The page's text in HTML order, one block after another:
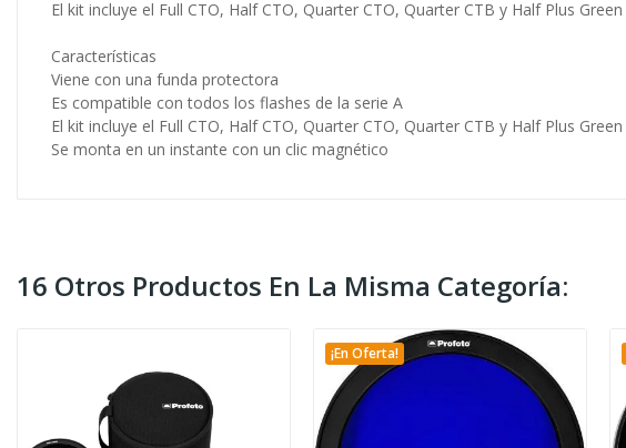
El kit incluye el Full CTO, Half CTO, Quarter CTO, Quarter CTB y Half Plus Green
Características
Viene con una funda protectora
Es compatible con todos los flashes de la serie A
El kit incluye el Full CTO, Half CTO, Quarter CTO, Quarter CTB y Half Plus Green
Se monta en un instante con un clic magnético
16 Otros Productos En La Misma Categoría:
¡En Oferta!